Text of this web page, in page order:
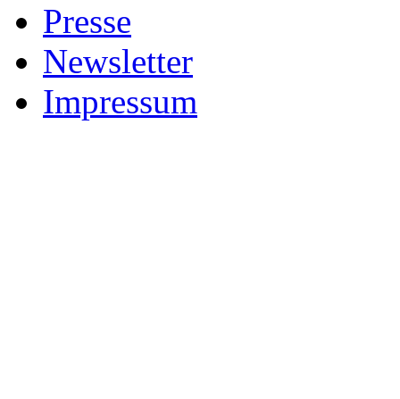
Presse
Newsletter
Impressum